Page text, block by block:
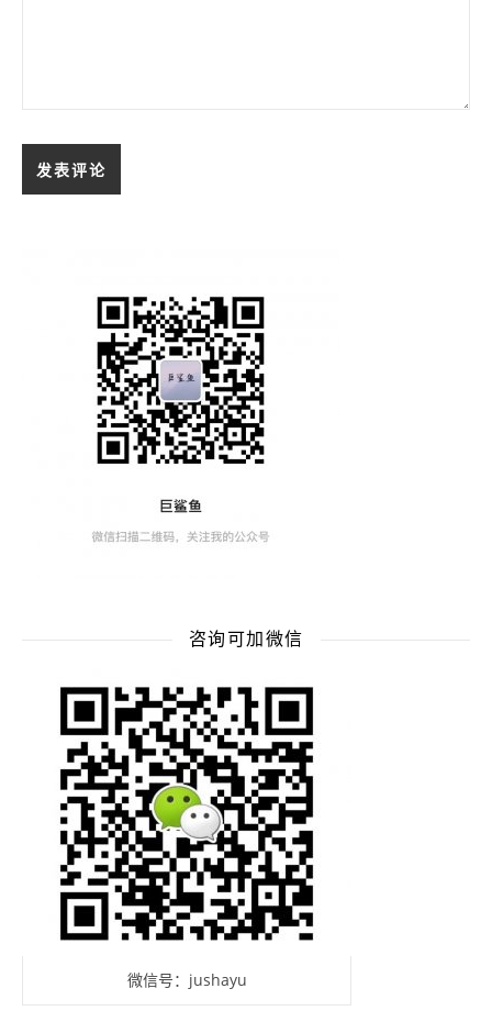
咨询可加微信
微信号：jushayu